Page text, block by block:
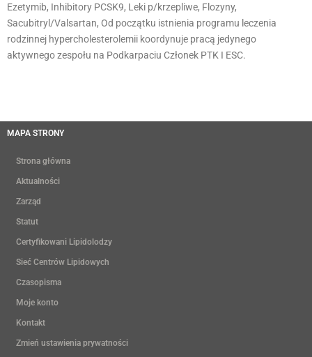
Ezetymib, Inhibitory PCSK9, Leki p/krzepliwe, Flozyny,
Sacubitryl/Valsartan, Od początku istnienia programu leczenia
rodzinnej hypercholesterolemii koordynuje pracą jedynego
aktywnego zespołu na Podkarpaciu Członek PTK I ESC.
MAPA STRONY
Strona główna
Aktualności
Zarząd
Statut
Certyfikowani Lipidolodzy
Sieć Centrów Lipidowych
Czasopisma
Moje konto
Kontakt
Zmień ustawienia prywatności